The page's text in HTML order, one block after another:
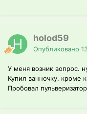
holod59
Опубликовано
У меня возник вопрос.
Купил ванночку. кроме
Пробовал